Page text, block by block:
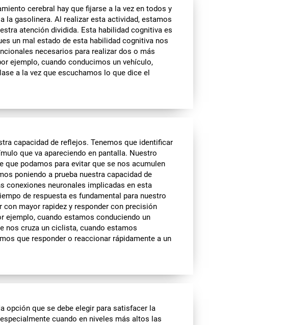
cerebral hay que fijarse a la vez en todos y
la gasolinera. Al realizar esta actividad, estamos
atención dividida. Esta habilidad cognitiva es
un mal estado de esta habilidad cognitiva nos
necesarios para realizar dos o más
ejemplo, cuando conducimos un vehículo,
a la vez que escuchamos lo que dice el
capacidad de reflejos. Tenemos que identificar
que va apareciendo en pantalla. Nuestro
que podamos para evitar que se nos acumulen
poniendo a prueba nuestra capacidad de
conexiones neuronales implicadas en esta
de respuesta es fundamental para nuestro
mayor rapidez y responder con precisión
ejemplo, cuando estamos conduciendo un
nos cruza un ciclista, cuando estamos
que responder o reaccionar rápidamente a un
opción que se debe elegir para satisfacer la
cuando en niveles más altos las